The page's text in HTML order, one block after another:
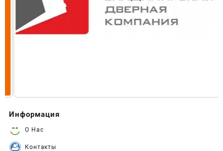
Информация
О Нас
Контакты